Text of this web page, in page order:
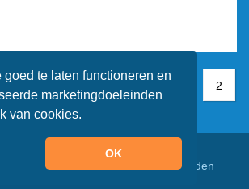
goed te laten functioneren en
marketingdoeleinden
vancookies.
OK
2
- 2005/2026 - Alle rechten voorbehouden